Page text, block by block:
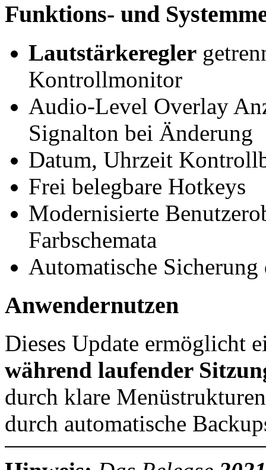
Funktions- und
Lautstärkeregler
Kontrollmonitor
Audio-Level Overlay
Signalton bei Änderung
Datum, Uhrzeit
Frei belegbare Hotkeys
Modernisierte
Farbschemata
Automatische
Anwendernutzen
Dieses Update ermöglicht
während laufender
durch klare
durch automatische